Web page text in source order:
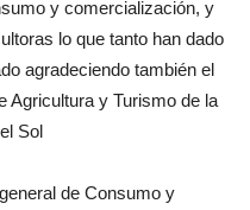
y comercialización, y
lo que tanto han dado
agradeciendo también el
Agricultura y Turismo de la
Sol
de Consumo y